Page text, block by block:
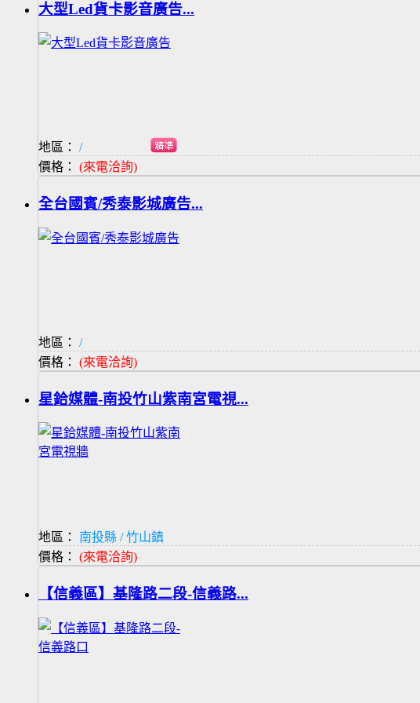
大型Led貨卡影音廣告...
地區：
/
價格： (來電洽詢)
全台國賓/秀泰影城廣告...
地區：
/
價格： (來電洽詢)
星鉿媒體-南投竹山紫南宮電視...
地區：
南投縣 / 竹山鎮
價格： (來電洽詢)
【信義區】基隆路二段-信義路...